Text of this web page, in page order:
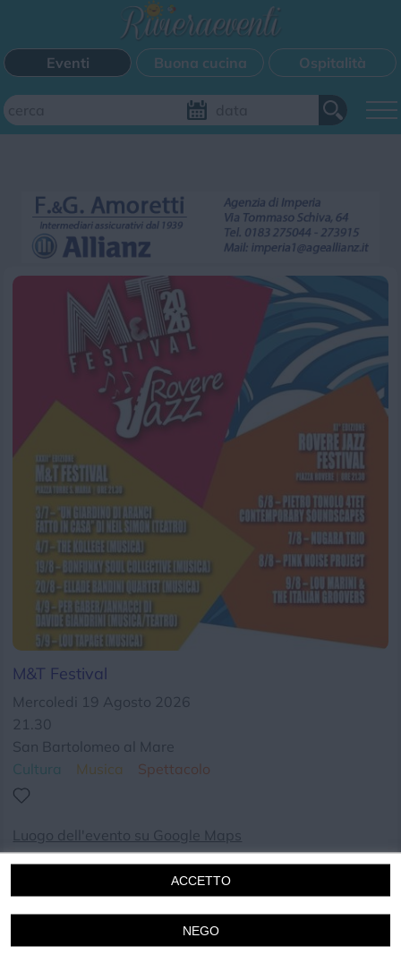
ACCETTO
NEGO
Eventi Buona cucina Ospitalità
FILTRI EVENTI
Questo weekend
CATEGORIE EVENTI
BimbiCinemaCorsi Cucina Cultura
Disco
Mercatini MusicaSagra SpettacoloSport
Chi siamo Login
M&T Festival
Mercoledi 19 Agosto 2026
21.30
San Bartolomeo al Mare
Cultura Musica Spettacolo
Luogo dell'evento su Google Maps
Condividi: